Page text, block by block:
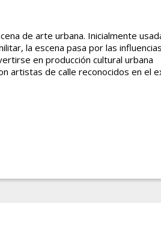
de arte urbana. Inicialmente
la escena pasa por las
en producción cultural urbana
artistas de calle reconocidos en el